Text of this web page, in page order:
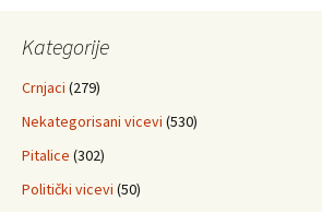
Kategorije
Crnjaci (279)
Nekategorisani vicevi (530)
Pitalice (302)
Politički vicevi (50)